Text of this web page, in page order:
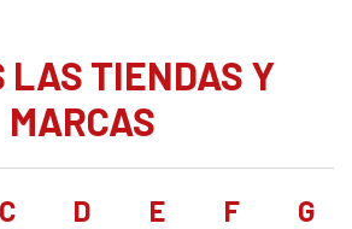
LAS TIENDAS Y
MARCAS
C D E F G